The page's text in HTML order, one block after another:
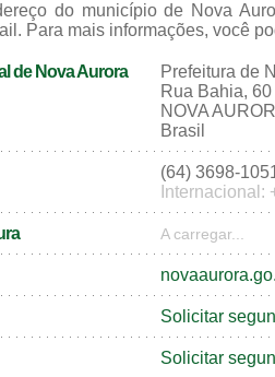
do município de Nova
Para mais informações, você
de Nova Aurora
Prefeitura de
Rua Bahia, 60
NOVA
Brasil
(64) 3698-
Internacional:
A carregar...
Solicitar
Solicitar